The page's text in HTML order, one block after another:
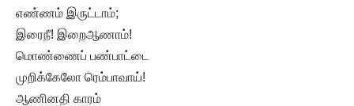
எண்ணம் இருட்டாம்;
இரைநீ! இறைஆணாம்!
மொண்ணைப் பண்பாட்டை
முறிக்கேலோ ரெம்பாவாய்!
ஆணினதி காரம்